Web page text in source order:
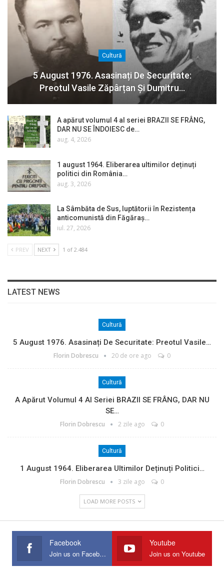
Cultură
5 August 1976. Asasinați De Securitate:
Preotul Vasile Zăpârțan Și Dumitru…
A apărut volumul 4 al seriei BRAZII SE FRÂNG,
DAR NU SE ÎNDOIESC de…
aug. 4, 2026
1 august 1964. Eliberarea ultimilor deținuți
politici din România…
aug. 3, 2026
La Sâmbăta de Sus, luptătorii în Rezistența
anticomunistă din Făgăraș…
iul. 27, 2026
PREV NEXT 1 of 2.484
LATEST NEWS
Cultură
5 August 1976. Asasinați De Securitate: Preotul Vasile…
Florin Dobrescu 20 de ore ago 0
Cultură
A Apărut Volumul 4 Al Seriei BRAZII SE FRÂNG, DAR NU
SE…
Florin Dobrescu 2 zile ago 0
Cultură
1 August 1964. Eliberarea Ultimilor Deținuți Politici…
Florin Dobrescu 3 zile ago 0
LOAD MORE POSTS
Facebook
Join us on Facebook
Youtube
Join us on Youtube